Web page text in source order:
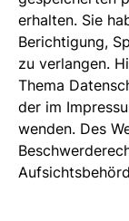
erhalten. Sie
Berichtigung,
zu verlangen.
Thema
der im
wenden. Des